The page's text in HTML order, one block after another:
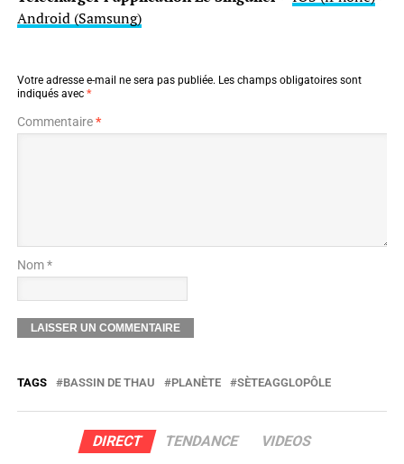
Android (Samsung)
Votre adresse e-mail ne sera pas publiée. Les champs obligatoires sont
indiqués avec *
Commentaire*
Nom *
TAGS BASSIN DE THAU PLANÈTE SÈTEAGGLOPÔLE
DIRECT TENDANCE VIDEOS